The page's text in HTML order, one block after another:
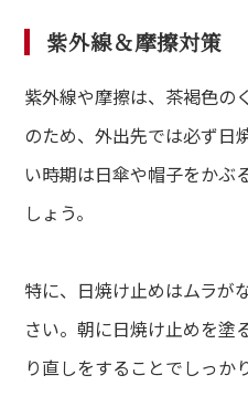
紫外線＆摩擦対策
紫外線や摩擦は、茶褐色の
のため、外出先では必ず日
い時期は日傘や帽子をかぶ
しょう。
特に、日焼け止めはムラが
さい。朝に日焼け止めを塗
り直しをすることでしっか